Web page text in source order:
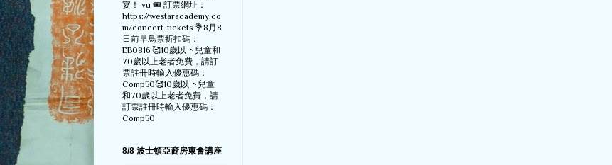
宴！ vu 🎟️ 訂票網址：
https://westaracademy.co
m/concert-tickets 💐8月8
日前早鳥票折扣碼：
EB0816 🥰10歲以下兒童和
70歲以上老者免費，請訂
票註冊時輸入優惠碼：
Comp50🥰10歲以下兒童
和70歲以上老者免費，請
訂票註冊時輸入優惠碼：
Comp50
8/8 波士頓亞裔房東會講座